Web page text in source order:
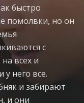
быстро
помолвки, но он
с
всех и
него все.
и забирают
и они